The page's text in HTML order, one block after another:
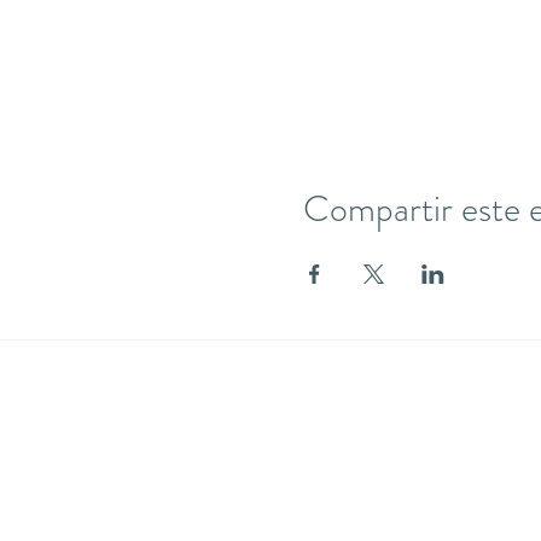
Compartir este